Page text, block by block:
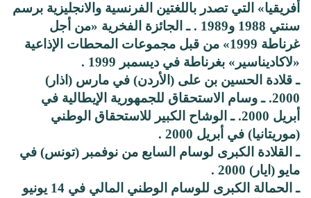
أفريقيا» التي تصدر باللغتين الفرنسية والانجليزية برسم
سنتي 1988 و1989 . ـ الجائزة الفخرية «من أجل
غرناطة 1999» من قبل مجموعات المحطات الإذاعية
«لاكاديناسير» بغرناطة في ديسمبر 1999 .
ـ قلادة الحسين بن على (الأردن) في مارس (اذار)
2000. ـ وسام الاستحقاق للجمهورية الإيطالية في
أبريل 2000. ـ الوشاح الكبير للاستحقاق الوطني
(موريتانيا) في أبريل 2000 .
ـ القلادة الكبرى لوسام السابع من نوفمبر (تونس) في
مايو (ايار) 2000 .
ـ الحمالة الكبرى للوسام الوطني المالي في 14 يونيو